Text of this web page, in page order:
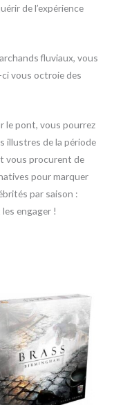
de l’expérience
fluviaux, vous
vous octroie des
le pont, vous pourrez
illustres de la période
vous procurent de
pour marquer
par saison :
engager !